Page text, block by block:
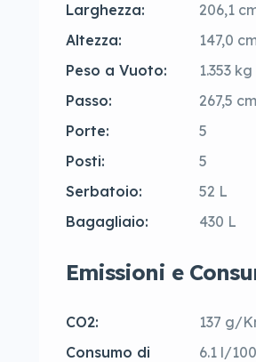
Larghezza:
206,1
Altezza:
147,0
Peso a Vuoto:
1.353 kg
Passo:
267,5 cm
Porte:
5
Posti:
5
Serbatoio:
52 L
Bagagliaio:
430 L
Emissioni e
CO2:
137 g/
Consumo di
6.1 l/